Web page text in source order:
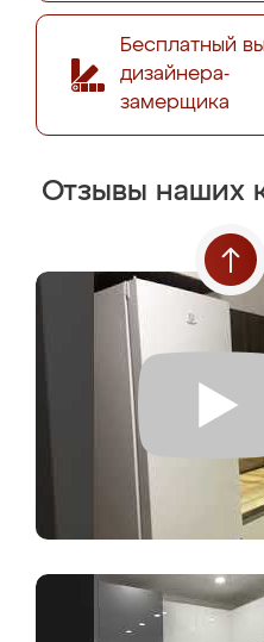
Бесплатный
дизайнера-
замерщика
Отзывы наших